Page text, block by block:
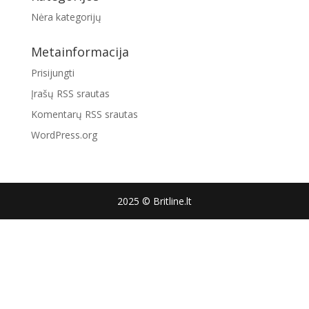
Nėra kategorijų
Metainformacija
Prisijungti
Įrašų RSS srautas
Komentarų RSS srautas
WordPress.org
2025 © Britline.lt